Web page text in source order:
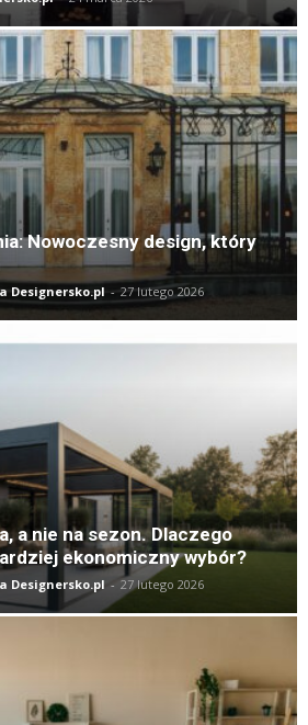
Nowoczesny design, który
Designersko.pl - 27 lutego 2026
a nie na sezon. Dlaczego
ekonomiczny wybór?
Designersko.pl - 27 lutego 2026